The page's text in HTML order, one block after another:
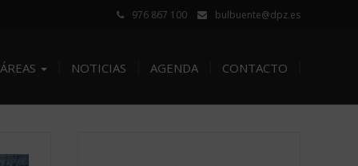
976 867 100 bulbuente@dpz.es
ÁREAS NOTICIAS AGENDA CONTACTO